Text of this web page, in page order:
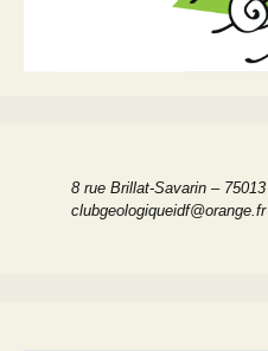
8 rue Brillat-Savarin – 75013
clubgeologiqueidf@orange.fr